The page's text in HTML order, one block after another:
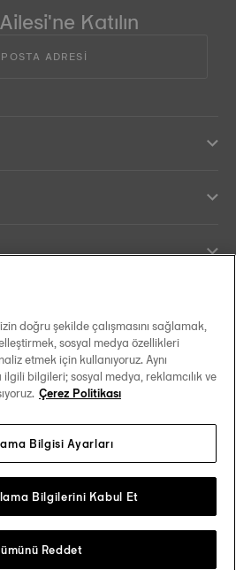
Katılın
ADRESİ
us on social media
Tissot Copyrights 2026
doğru şekilde çalışmasını sağlamak,
sosyal medya özellikleri
etmek için kullanıyoruz. Aynı
ilgili bilgileri; sosyal medya, reklamcılık ve
Çerez Politikası
Bilgisi Ayarları
Reddet
Bilgilerini Kabul Et